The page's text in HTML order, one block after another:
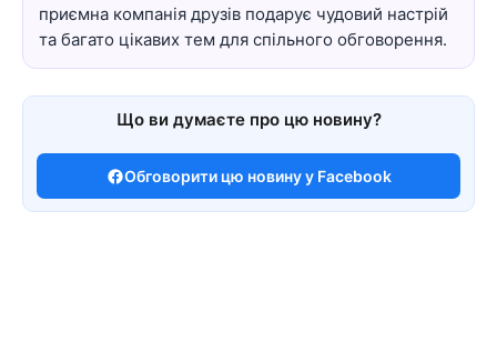
приємна компанія друзів подарує чудовий настрій
та багато цікавих тем для спільного обговорення.
Що ви думаєте про цю новину?
Обговорити цю новину у Facebook